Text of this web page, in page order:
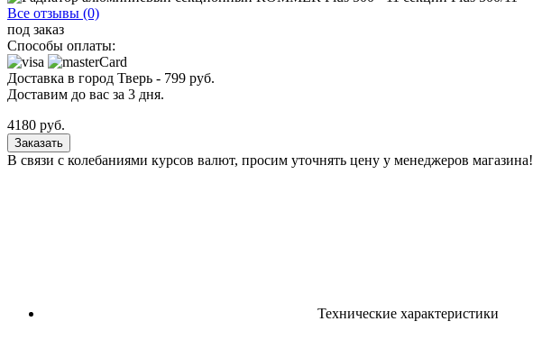
Все отзывы (0)
под заказ
Способы оплаты:
Доставка в город Тверь - 799 руб.
Доставим до вас за 3 дня.
4180 руб.
Заказать
В связи с колебаниями курсов валют, просим уточнять цену у менеджеров магазина!
Технические характеристики